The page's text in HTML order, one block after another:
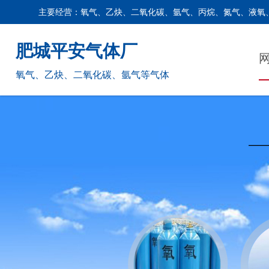
主要经营：氧气、乙炔、二氧化碳、氩气、丙烷、氮气、液氧
肥城平安气体厂
氧气、乙炔、二氧化碳、氩气等气体